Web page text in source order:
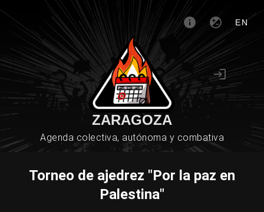
EN
ZARAGOZA
Agenda colectiva, autónoma y combativa
Torneo de ajedrez "Por la paz en
Palestina"